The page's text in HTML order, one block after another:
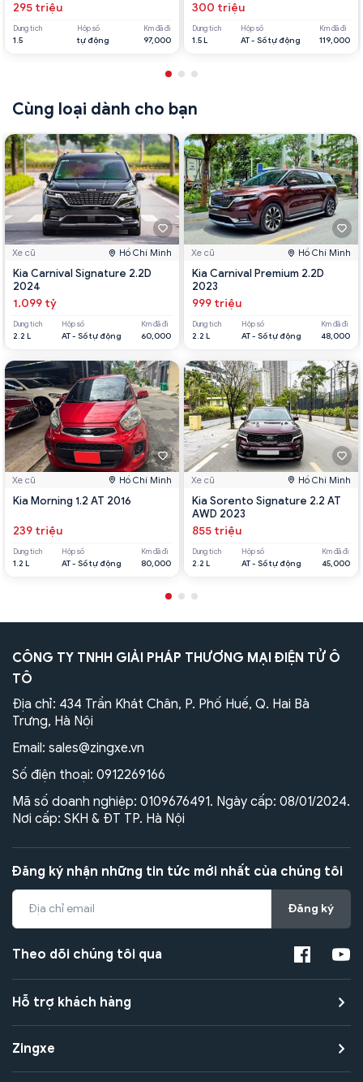
295 triệu
Dung tích
1.5
Hộp số
tự động
Km đã đi
97,000
300 triệu
Dung tích
1.5 L
Hộp số
AT - Số tự động
Km đã đi
119,000
Cùng loại dành cho bạn
Xe cũ Hồ Chí Minh
Kia Carnival Signature 2.2D
2024
1.099 tỷ
Dung tích
2.2 L
Hộp số
AT - Số tự động
Km đã đi
60,000
Xe cũ Hồ Chí Minh
Kia Morning 1.2 AT 2016
239 triệu
Dung tích
1.2 L
Hộp số
AT - Số tự động
Km đã đi
80,000
Xe cũ Hồ Chí Minh
Kia Carnival Premium 2.2D
2023
999 triệu
Dung tích
2.2 L
Hộp số
AT - Số tự động
Km đã đi
48,000
Xe cũ Hồ Chí Minh
Kia Sorento Signature 2.2 AT
AWD 2023
855 triệu
Dung tích
2.2 L
Hộp số
AT - Số tự động
Km đã đi
45,000
CÔNG TY TNHH GIẢI PHÁP THƯƠNG MẠI ĐIỆN TỬ Ô
TÔ
Địa chỉ: 434 Trần Khát Chân, P. Phố Huế, Q. Hai Bà
Trưng, Hà Nội
Email: sales@zingxe.vn
Số điện thoại: 0912269166
Mã số doanh nghiệp: 0109676491. Ngày cấp: 08/01/2024.
Nơi cấp: SKH & ĐT TP. Hà Nội
Đăng ký nhận những tin tức mới nhất của chúng tôi
Đăng ký
Theo dõi chúng tôi qua
Hỗ trợ khách hàng
Zingxe